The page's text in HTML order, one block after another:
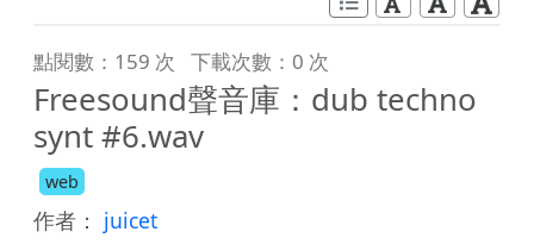
點閱數：159 次 下載次數：0 次
Freesound聲音庫：dub techno
synt #6.wav
web
作者： juicet